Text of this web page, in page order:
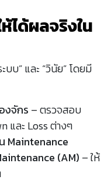
ได้ผลจริงใน
บ” และ “วินัย” โดยมี
งจักร – ตรวจสอบ
และ Loss ต่างๆ
Maintenance
(AM) – ให้